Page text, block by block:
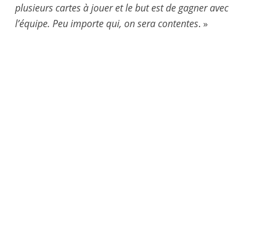
plusieurs cartes à jouer et le but est de gagner avec
l’équipe. Peu importe qui, on sera contentes. »